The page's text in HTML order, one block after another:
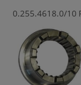
0.255.4618.0/10